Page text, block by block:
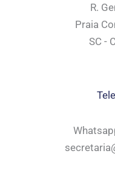
R.
Praia
SC -